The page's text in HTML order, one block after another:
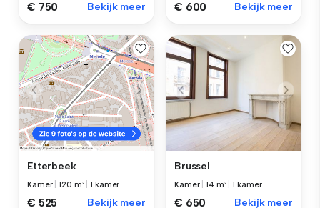
€ 750 Bekijk meer € 600 Bekijk meer
Etterbeek
Kamer |120 m² |1 kamer
€ 525 Bekijk meer
Brussel
Kamer |14 m² |1 kamer
€ 650 Bekijk meer